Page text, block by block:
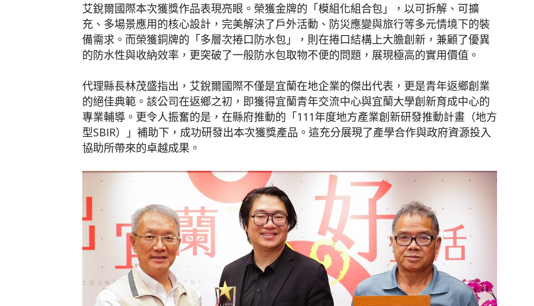
艾銳爾國際本次獲獎作品表現亮眼。榮獲金牌的「模組化組合包」，以可拆解、可擴
充、多場景應用的核心設計，完美解決了戶外活動、防災應變與旅行等多元情境下的裝
備需求。而榮獲銅牌的「多層次捲口防水包」，則在捲口結構上大膽創新，兼顧了優異
的防水性與收納效率，更突破了一般防水包取物不便的問題，展現極高的實用價值。
代理縣長林茂盛指出，艾銳爾國際不僅是宜蘭在地企業的傑出代表，更是青年返鄉創業
的絕佳典範。該公司在返鄉之初，即獲得宜蘭青年交流中心與宜蘭大學創新育成中心的
專業輔導。更令人振奮的是，在縣府推動的「111年度地方產業創新研發推動計畫（地方
型SBIR）」補助下，成功研發出本次獲獎產品。這充分展現了產學合作與政府資源投入
協助所帶來的卓越成果。